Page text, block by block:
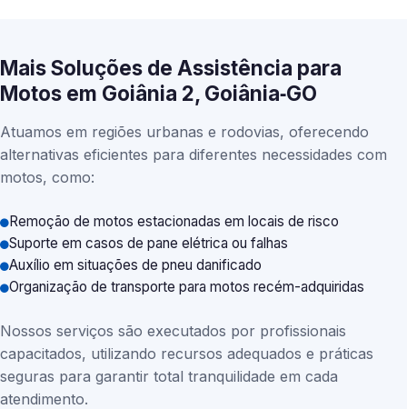
Mais Soluções de Assistência para
Motos em Goiânia 2, Goiânia‑GO
Atuamos em regiões urbanas e rodovias, oferecendo
alternativas eficientes para diferentes necessidades com
motos, como:
Remoção de motos estacionadas em locais de risco
Suporte em casos de pane elétrica ou falhas
Auxílio em situações de pneu danificado
Organização de transporte para motos recém-adquiridas
Nossos serviços são executados por profissionais
capacitados, utilizando recursos adequados e práticas
seguras para garantir total tranquilidade em cada
atendimento.